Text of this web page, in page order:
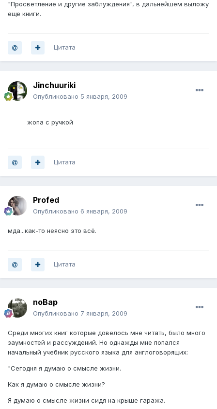
"Просветление и другие заблуждения", в дальнейшем выложу
еще книги.
Цитата
Jinchuuriki
Опубликовано 5 января, 2009
жопа с ручкой
Цитата
Profed
Опубликовано 6 января, 2009
мда...как-то неясно это всё.
Цитата
noBap
Опубликовано 7 января, 2009
Среди многих книг которые довелось мне читать, было много
заумностей и рассуждений. Но однажды мне попался
начальный учебник русского языка для англоговорящих:
"Сегодня я думаю о смысле жизни.
Как я думаю о смысле жизни?
Я думаю о смысле жизни сидя на крыше гаража.